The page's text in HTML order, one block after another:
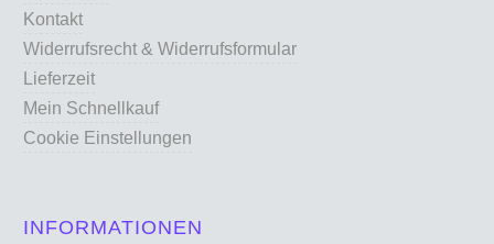
Kontakt
Widerrufsrecht & Widerrufsformular
Lieferzeit
Mein Schnellkauf
Cookie Einstellungen
INFORMATIONEN